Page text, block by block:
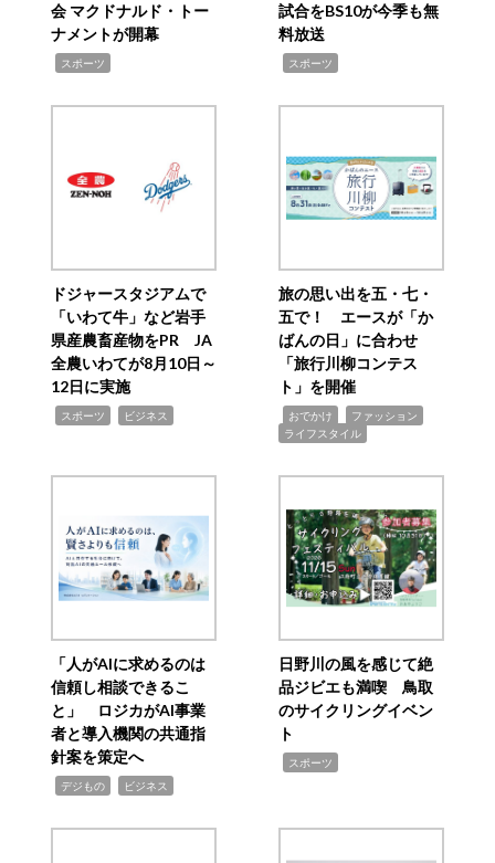
会 マクドナルド・トー
ナメントが開幕
スポーツ
試合をBS10が今季も無
料放送
スポーツ
ドジャースタジアムで
「いわて牛」など岩手
県産農畜産物をPR JA
全農いわてが8月10日～
12日に実施
スポーツ ビジネス
旅の思い出を五・七・
五で！ エースが「か
ばんの日」に合わせ
「旅行川柳コンテス
ト」を開催
おでかけ ファッション
ライフスタイル
「人がAIに求めるのは
信頼し相談できるこ
と」 ロジカがAI事業
者と導入機関の共通指
針案を策定へ
デジもの ビジネス
日野川の風を感じて絶
品ジビエも満喫 鳥取
のサイクリングイベン
ト
スポーツ